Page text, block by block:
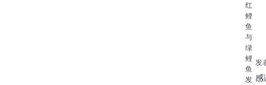
红
鲤
鱼
与
绿
鲤
鱼
发
发
感